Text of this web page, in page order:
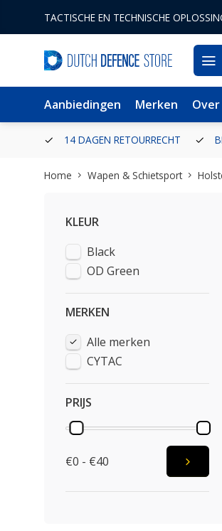
TACTISCHE EN TECHNISCHE
Aanbiedingen Merken
14 DAGEN RETOURRECHT
Home Wapen & Schietsport
KLEUR
Black
OD Green
MERKEN
Alle merken
CYTAC
PRIJS
€0 - €40